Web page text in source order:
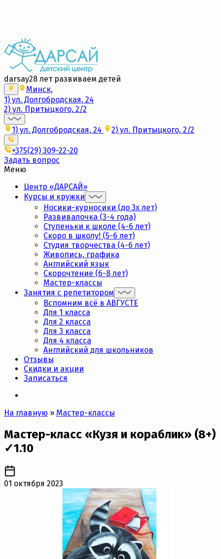
darsay28 лет развиваем детей
Минск,
1) ул. Долгобродская, 24
2) ул. Притыцкого, 2/2
1) ул. Долгобродская, 24 2) ул. Притыцкого, 2/2
+375(29) 309-22-20
Задать вопрос
Меню
Центр «ДАРСАЙ»
Курсы и кружки
Носики-курносики (до 3х лет)
Развивалочка (3-4 года)
Ступеньки к школе (4-6 лет)
Скоро в школу! (5-6 лет)
Студия творчества (4-6 лет)
Живопись, графика
Английский язык
Скорочтение (6-8 лет)
Мастер-классы
Занятия с репетитором
Вспомним всё в АВГУСТЕ
Для 1 класса
Для 2 класса
Для 3 класса
Для 4 класса
Английский для школьников
Отзывы
Скидки и акции
Записаться
На главную » Мастер-классы
Мастер-класс «Кузя и кораблик» (8+)
✓1.10
01 октября 2023